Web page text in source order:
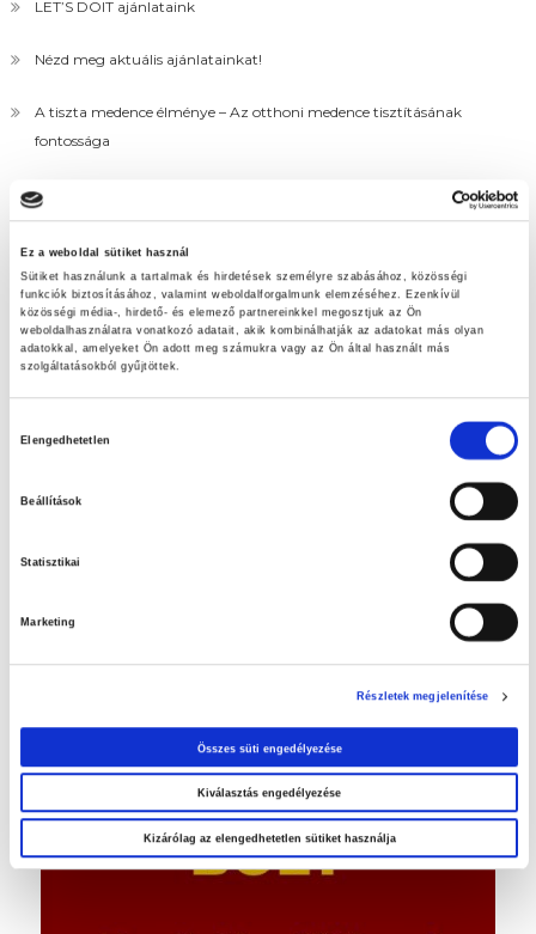
Ez a weboldal sütiket használ
Sütiket használunk a tartalmak és hirdetések személyre szabásához, közösségi
funkciók biztosításához, valamint weboldalforgalmunk elemzéséhez. Ezenkívül
közösségi média-, hirdető- és elemező partnereinkkel megosztjuk az Ön
weboldalhasználatra vonatkozó adatait, akik kombinálhatják az adatokat más olyan
adatokkal, amelyeket Ön adott meg számukra vagy az Ön által használt más
szolgáltatásokból gyűjtöttek.
Elengedhetetlen
Beállítások
Statisztikai
Marketing
Részletek megjelenítése
Összes süti engedélyezése
Kiválasztás engedélyezése
Kizárólag az elengedhetetlen sütiket használja
LET’S DOIT ajánlataink
Nézd meg aktuális ajánlatainkat!
A tiszta medence élménye – Az otthoni medence tisztításának
fontossága
Húsvéti tojáskeresés
Orosháza belvárosában…